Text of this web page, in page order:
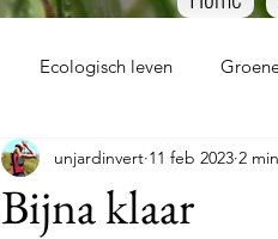
Ecologisch leven
Bijna klaar
unjardinvert 11 feb 2023 2